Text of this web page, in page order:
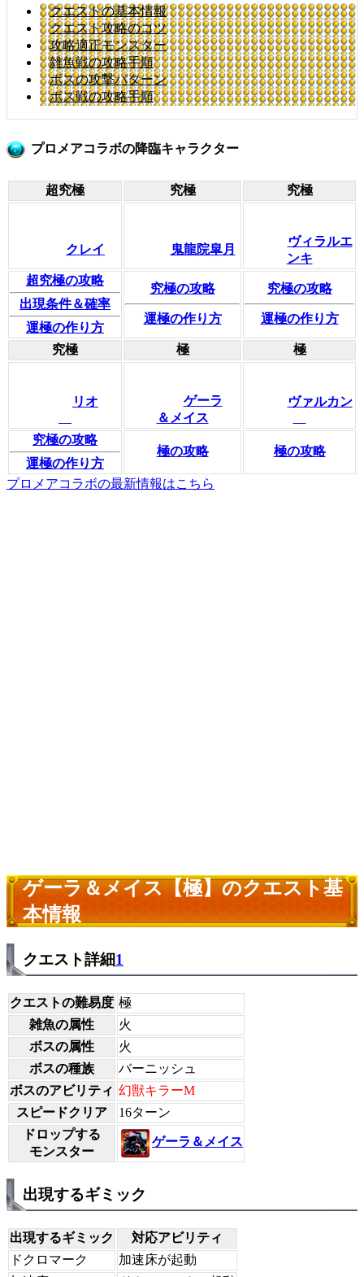
クエストの基本情報
クエスト攻略のコツ
攻略適正モンスター
雑魚戦の攻略手順
ボスの攻撃パターン
ボス戦の攻略手順
プロメアコラボの降臨キャラクター
超究極 究極 究極
クレイ 鬼龍院皐月
ヴィラルエ
ンキ
超究極の攻略
出現条件＆確率
運極の作り方
究極の攻略
運極の作り方
究極の攻略
運極の作り方
究極 極 極
リオ
ゲーラ
＆メイス
ヴァルカン
究極の攻略
運極の作り方
極の攻略 極の攻略
プロメアコラボの最新情報はこちら
ゲーラ＆メイス【極】のクエスト基
本情報
クエスト詳細1
クエストの難易度 極
雑魚の属性
火
ボスの属性
火
ボスの種族
バーニッシュ
ボスのアビリティ 幻獣キラーM
スピードクリア
16ターン
ドロップする
モンスター
ゲーラ＆メイス
出現するギミック
出現するギミック
対応アビリティ
ドクロマーク
加速床が起動